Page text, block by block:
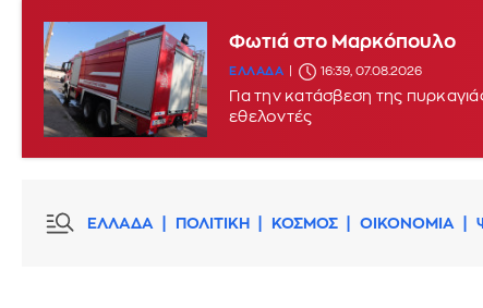
Φωτιά στο Στεφάνι
Φωτιά στο Μαρκόπουλο
ΕΛΛΑΔΑ 16:39, 07.08.2026
Για την κατάσβεση της
εθελοντές
ΕΛΛΑΔΑ ΠΟΛΙΤΙΚΗ ΚΟΣΜΟΣ ΟΙΚΟΝΟΜΙΑ